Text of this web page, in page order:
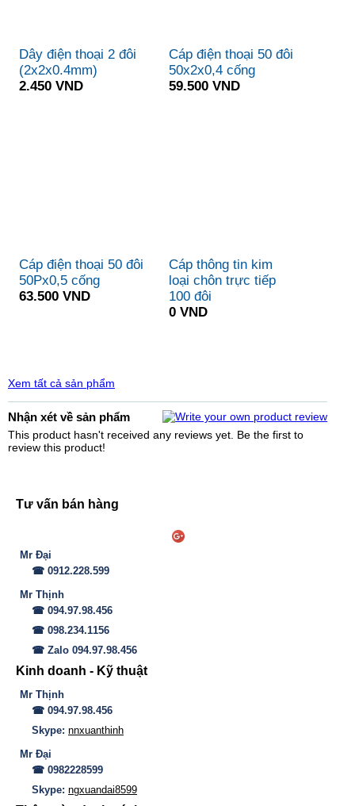
Dây điện thoại 2 đôi
(2x2x0.4mm)
2.450 VND
Cáp điện thoại 50 đôi
50x2x0,4 cống
59.500 VND
Cáp điện thoại 50 đôi
50Px0,5 cống
63.500 VND
Cáp thông tin kim
loại chôn trực tiếp
100 đôi
0 VND
Xem tất cả sản phẩm
Nhận xét về sản phẩm
This product hasn't received any reviews yet. Be the first to
review this product!
Tư vấn bán hàng
Mr Đại
☎ 0912.228.599
Mr Thịnh
☎ 094.97.98.456
☎ 098.234.1156
☎ Zalo 094.97.98.456
Kinh doanh - Kỹ thuật
Mr Thịnh
☎ 094.97.98.456
Skype: nnxuanthinh
Mr Đại
☎ 0982228599
Skype: ngxuandai8599